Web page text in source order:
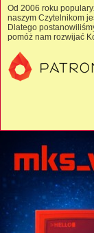
Od 2006 roku
naszym Czytelnikom
Dlatego
pomóż nam rozwijać